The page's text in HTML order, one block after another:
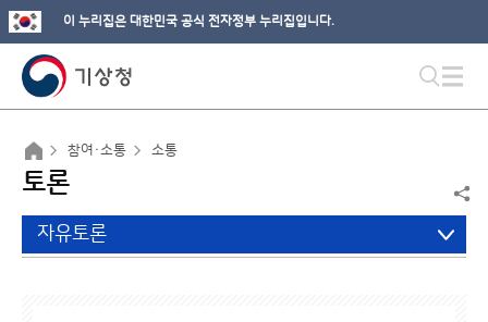
이 누리집은 대한민국 공식 전자정부 누리집입니다.
참여·소통 소통
토론
자유토론